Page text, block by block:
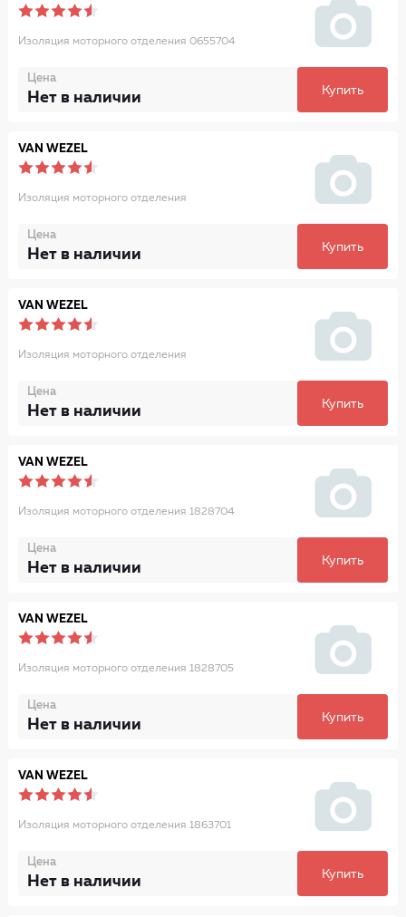
Изоляция моторного отделения 0655704
Цена
Нет в наличии Купить
VAN WEZEL
Изоляция моторного отделения
Цена
Нет в наличии Купить
VAN WEZEL
Изоляция моторного отделения
Цена
Нет в наличии Купить
VAN WEZEL
Изоляция моторного отделения 1828704
Цена
Нет в наличии Купить
VAN WEZEL
Изоляция моторного отделения 1828705
Цена
Нет в наличии Купить
VAN WEZEL
Изоляция моторного отделения 1863701
Цена
Нет в наличии Купить